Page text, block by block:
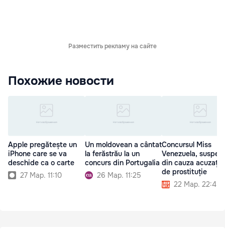
Разместить рекламу на сайте
Похожие новости
Apple pregătește un
iPhone care se va
deschide ca o carte
27 Мар. 11:10
Un moldovean a cântat
la ferăstrău la un
concurs din Portugalia
26 Мар. 11:25
Concursul Miss
Venezuela,
din cauza
de prostituție
22 Мар. 22:45